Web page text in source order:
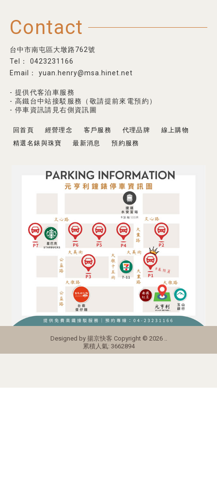
Contact
台中市南屯區大墩路762號
0423231166
yuan.henry@msa.hinet.net
- 提供代客泊車服務
- 高鐵台中站接駁服務（敬請提前來電預約）
- 停車資訊請見右側資訊圖
回首頁 經營理念 客戶服務 代理品牌
線上購物
精選名錶與珠寶
最新消息 預約服務
Designed by 揚京快客 Copyright © 2026
累積人氣: 3662894